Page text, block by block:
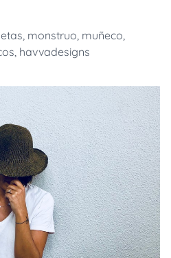
, monstruo, muñeco,
, havvadesigns